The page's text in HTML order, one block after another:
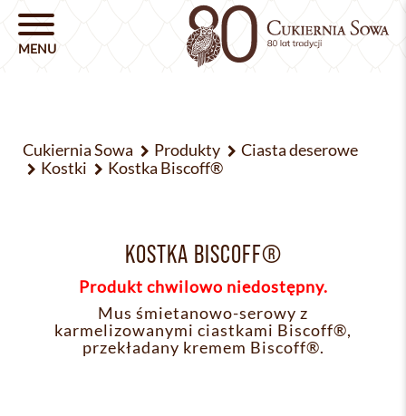
Cukiernia Sowa Produkty
Ciasta deserowe
Kostki
Kostka Biscoff®
KOSTKA BISCOFF®
Produkt chwilowo niedostępny.
Mus śmietanowo-serowy z
karmelizowanymi ciastkami Biscoff®,
przekładany kremem Biscoff®.